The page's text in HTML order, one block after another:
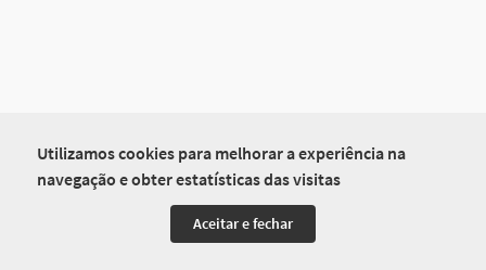
Utilizamos cookies para melhorar a experiência na
navegação e obter estatísticas das visitas
Aceitar e fechar